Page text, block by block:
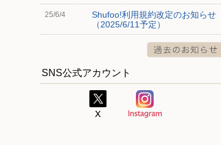
25/6/4
Shufoo!利用規約改定のお知らせ
（2025/6/11予定）
SNS公式アカウント